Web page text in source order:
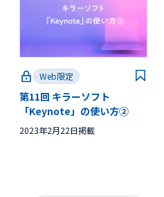
Web限定
第11回 キラーソフト
「Keynote」の使い方②
2023年2月22日掲載